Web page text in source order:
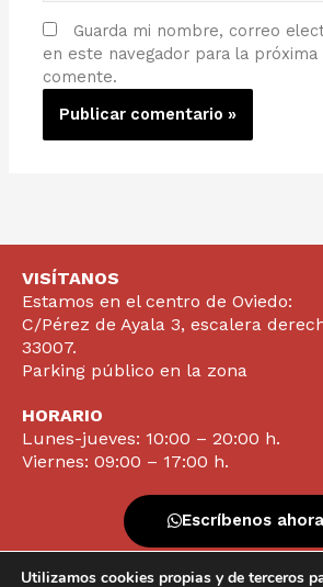
Guarda mi nombre, correo
en este navegador para la próxima
comente.
VISÍTANOS
Estamos en el centro de Oviedo:
C/Pérez de Ayala 3, escalera
33007.
Parking público en la zona
HORARIO
Lunes-jueves: 10:00 – 20:00 h.
Viernes: 09:00 – 17:00 h.
Escríbenos ahora
Utilizamos cookies propias y de terceros